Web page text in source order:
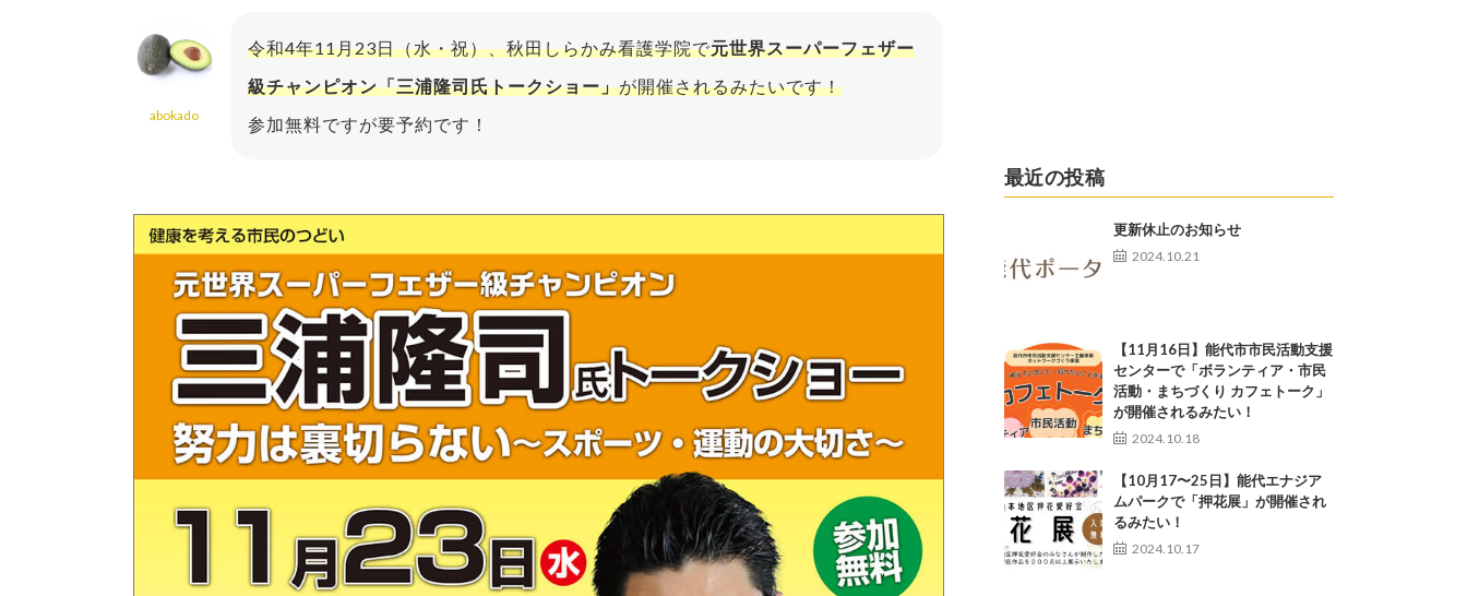
abokado
令和4年11月23日（水・祝）、秋田しらかみ看護学院で元世界スーパーフェザー
級チャンピオン「三浦隆司氏トークショー」が開催されるみたいです！
参加無料ですが要予約です！
最近の投稿
更新休止のお知らせ
2024.10.21
【11月16日】能代市市民活動支援
センターで「ボランティア・市民
活動・まちづくり カフェトーク」
が開催されるみたい！
2024.10.18
【10月17〜25日】能代エナジア
ムパークで「押花展」が開催され
るみたい！
2024.10.17